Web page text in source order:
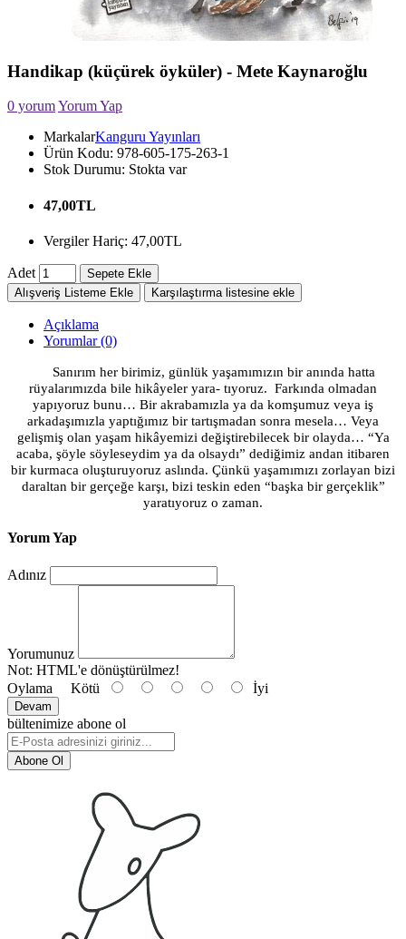
Handikap (küçürek öyküler) - Mete Kaynaroğlu
0 yorumYorum Yap
MarkalarKanguru Yayınları
Ürün Kodu: 978-605-175-263-1
Stok Durumu: Stokta var
47,00TL
Vergiler Hariç: 47,00TL
Adet
Sepete Ekle
Alışveriş Listeme Ekle
Karşılaştırma listesine ekle
Açıklama
Yorumlar (0)
Sanırım her birimiz, günlük yaşamımızın bir anında hatta
rüyalarımızda bile hikâyeler yara- tıyoruz. Farkında olmadan
yapıyoruz bunu… Bir akrabamızla ya da komşumuz veya iş
arkadaşımızla yaptığımız bir tartışmadan sonra mesela… Veya
gelişmiş olan yaşam hikâyemizi değiştirebilecek bir olayda… “Ya
acaba, şöyle söyleseydim ya da olsaydı” dediğimiz andan itibaren
bir kurmaca oluşturuyoruz aslında. Çünkü yaşamımızı zorlayan bizi
daraltan bir gerçeğe karşı, bizi teskin eden “başka bir gerçeklik”
yaratıyoruz o zaman.
Yorum Yap
Adınız
Yorumunuz
Not: HTML'e dönüştürülmez!
Oylama Kötü İyi
Devam
bültenimize abone ol
Abone Ol